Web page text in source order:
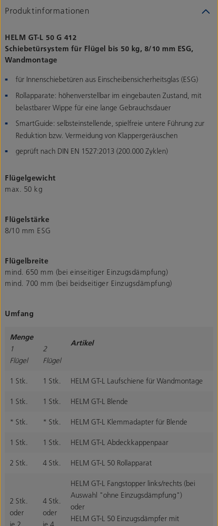
Produktinformationen
HELM GT-L 50 G 412
Schiebetürsystem für Flügel bis 50 kg, 8/10 mm ESG,
Wandmontage
für Innenschiebetüren aus Einscheibensicherheitsglas (ESG)
Rollapparate: höhenverstellbar im eingebauten Zustand, mit
belastbarer Wippe für eine lange Gebrauchsdauer
SmartGuide: selbsteinstellende, spielfreie untere Führung zur
Reduktion bzw. Vermeidung von Klappergeräuschen
geprüft nach DIN EN 1527:2013 (200.000 Zyklen)
Flügelgewicht
max. 50 kg
Flügelstärke
8/10 mm ESG
Flügelbreite
mind. 650 mm (bei einseitiger Einzugsdämpfung)
mind. 700 mm (bei beidseitiger Einzugsdämpfung)
Umfang
Menge
1
Flügel
2
Flügel
Artikel
1 Stk. 1 Stk. HELM GT-L Laufschiene für Wandmontage
1 Stk. 1 Stk. HELM GT-L Blende
* Stk. * Stk. HELM GT-L Klemmadapter für Blende
1 Stk. 1 Stk. HELM GT-L Abdeckkappenpaar
2 Stk. 4 Stk. HELM GT-L 50 Rollapparat
2 Stk.
oder
4 Stk.
oder
HELM GT-L Fangstopper links/rechts (bei
Auswahl "ohne Einzugsdämpfung")
oder
HELM GT-L 50 Einzugsdämpfer mit